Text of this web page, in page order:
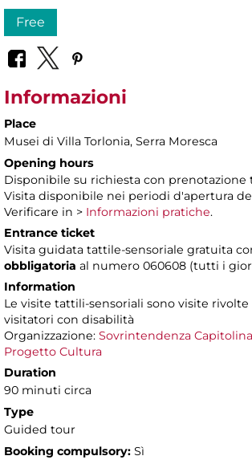
Free
Informazioni
Place
Musei di Villa Torlonia, Serra Moresca
Opening hours
Disponibile su richiesta con prenotazione
Visita disponibile nei periodi d'apertura
Verificare in > Informazioni pratiche.
Entrance ticket
Visita guidata tattile-sensoriale gratuita
obbligatoria al numero 060608 (tutti i
Information
Le visite tattili-sensoriali sono visite
visitatori con disabilità
Organizzazione: Sovrintendenza Capitolina
Progetto Cultura
Duration
90 minuti circa
Type
Guided tour
Booking compulsory: Sì